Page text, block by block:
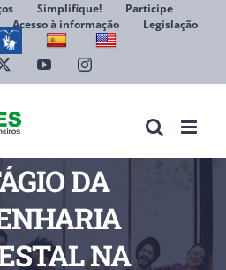
Simplifique!
Participe
Acesso à informação
Legislação
YouTubeInstagram
DA
NA